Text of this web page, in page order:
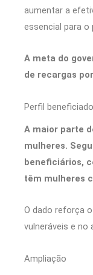
aumentar a
essencial para o
A meta do
de recargas
Perfil beneficiado
A maior parte
mulheres.
beneficiários,
têm mulheres
O dado reforça
vulneráveis e no
Ampliação